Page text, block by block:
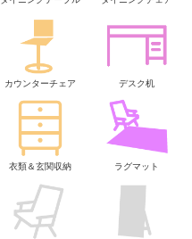
カウンターチェア デスク机
衣類＆玄関収納 ラグマット